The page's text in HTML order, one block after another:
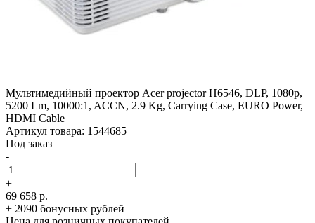
Мультимедийный проектор Acer projector H6546, DLP, 1080p,
5200 Lm, 10000:1, ACCN, 2.9 Kg, Carrying Case, EURO Power,
HDMI Cable
Артикул товара: 1544685
Под заказ
-
+
69 658 р.
+ 2090 бонусных рублей